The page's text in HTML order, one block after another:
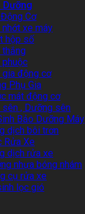
Dưỡng
Cơ
nhớt xe máy
hộp số
thắng
phuộc
gia động cơ
Phụ Gia
mát động cơ
sên , Dưỡng sên
Bảo Dưỡng Máy
dịch bôi trơn
Rửa Xe
dịch rửa xe
nhựa bóng nhám
cụ rửa xe
lọc gió